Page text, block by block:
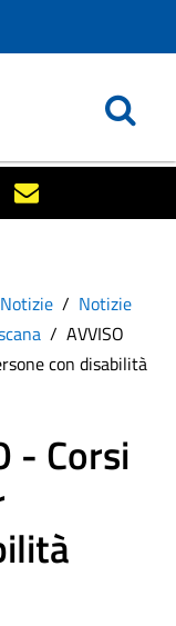
Notizie
Notizie
AVVISO
con disabilità
- Corsi